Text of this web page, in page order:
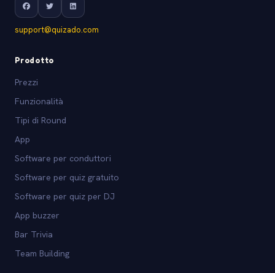
support@quizado.com
Prodotto
Prezzi
Funzionalità
Tipi di Round
App
Software per conduttori
Software per quiz gratuito
Software per quiz per DJ
App buzzer
Bar Trivia
Team Building